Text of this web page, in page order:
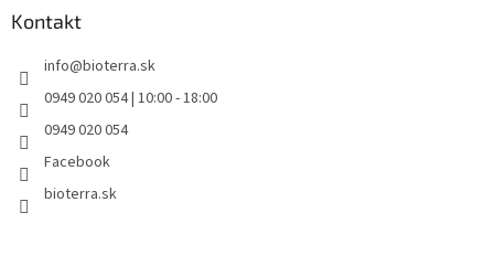
Kontakt
info@bioterra.sk
0949 020 054 | 10:00 - 18:00
0949 020 054
Facebook
bioterra.sk